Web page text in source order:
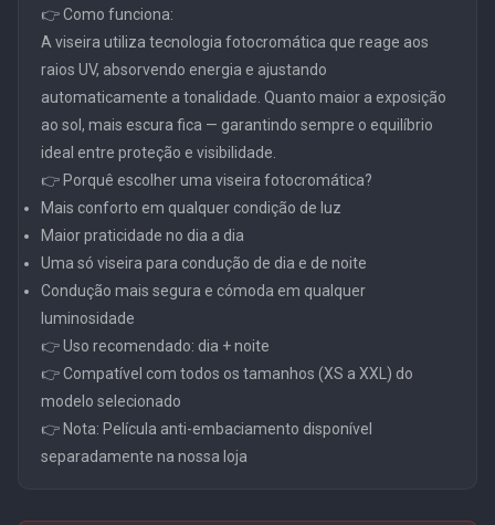
👉 Como funciona:
A viseira utiliza tecnologia fotocromática que reage aos
raios UV, absorvendo energia e ajustando
automaticamente a tonalidade. Quanto maior a exposição
ao sol, mais escura fica — garantindo sempre o equilíbrio
ideal entre proteção e visibilidade.
👉 Porquê escolher uma viseira fotocromática?
Mais conforto em qualquer condição de luz
Maior praticidade no dia a dia
Uma só viseira para condução de dia e de noite
Condução mais segura e cómoda em qualquer
luminosidade
👉 Uso recomendado: dia + noite
👉 Compatível com todos os tamanhos (XS a XXL) do
modelo selecionado
👉 Nota: Película anti-embaciamento disponível
separadamente na nossa loja